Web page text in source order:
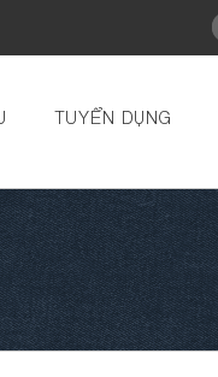
TUYỂN DỤNG